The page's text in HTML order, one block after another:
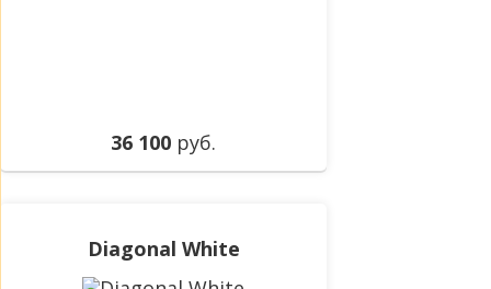
36 100 руб.
Diagonal White